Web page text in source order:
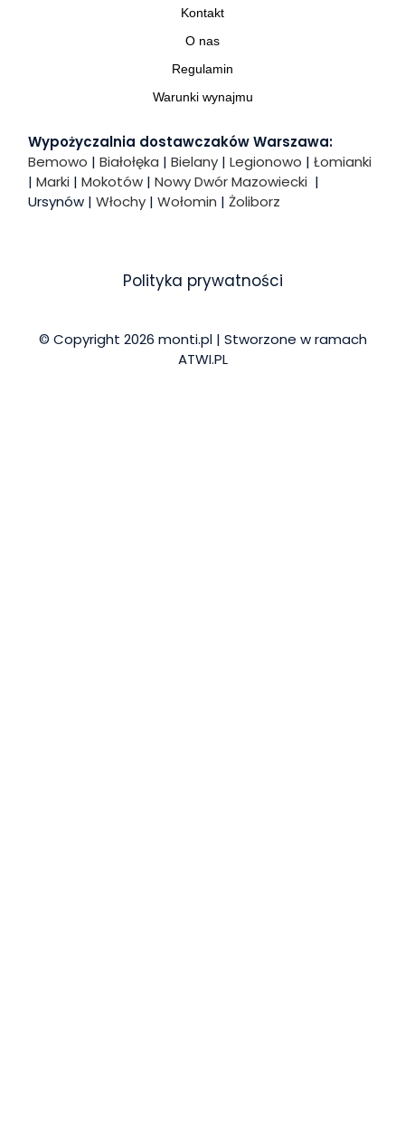
Kontakt
O nas
Regulamin
Warunki wynajmu
Wypożyczalnia dostawczaków Warszawa:
Bemowo | Białołęka | Bielany | Legionowo | Łomianki
| Marki | Mokotów | Nowy Dwór Mazowiecki |
Ursynów | Włochy | Wołomin | Żoliborz
Polityka prywatności
© Copyright 2026 monti.pl | Stworzone w ramach
ATWI.PL